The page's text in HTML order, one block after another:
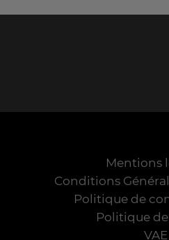
Mentions
Conditions
Politique de
Politique
VAE